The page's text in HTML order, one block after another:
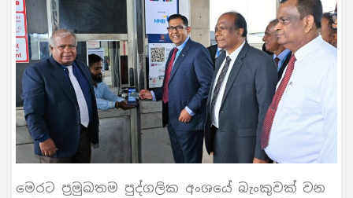
මෙරට ප්‍රමුඛතම පුද්ගලික අංශයේ බැංකුවක් වන